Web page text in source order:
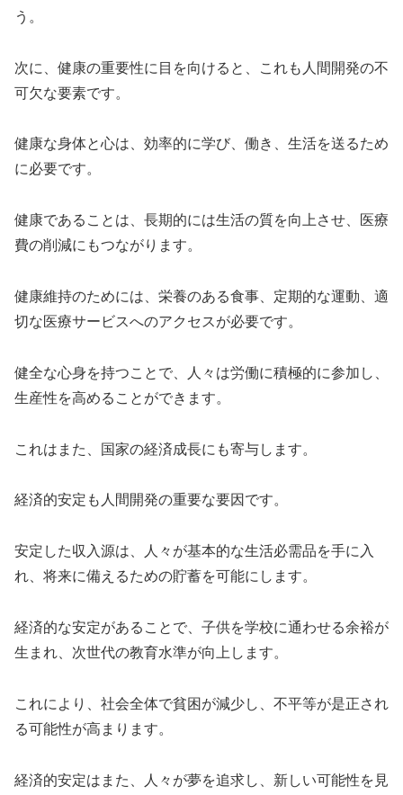
う。
次に、健康の重要性に目を向けると、これも人間開発の不
可欠な要素です。
健康な身体と心は、効率的に学び、働き、生活を送るため
に必要です。
健康であることは、長期的には生活の質を向上させ、医療
費の削減にもつながります。
健康維持のためには、栄養のある食事、定期的な運動、適
切な医療サービスへのアクセスが必要です。
健全な心身を持つことで、人々は労働に積極的に参加し、
生産性を高めることができます。
これはまた、国家の経済成長にも寄与します。
経済的安定も人間開発の重要な要因です。
安定した収入源は、人々が基本的な生活必需品を手に入
れ、将来に備えるための貯蓄を可能にします。
経済的な安定があることで、子供を学校に通わせる余裕が
生まれ、次世代の教育水準が向上します。
これにより、社会全体で貧困が減少し、不平等が是正され
る可能性が高まります。
経済的安定はまた、人々が夢を追求し、新しい可能性を見